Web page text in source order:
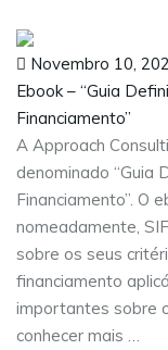
Novembro 10,
Ebook – “Guia
Financiamento”
A Approach
denominado “Guia
Financiamento”. O
nomeadamente,
sobre os seus
financiamento
importantes sobre
conhecer mais …